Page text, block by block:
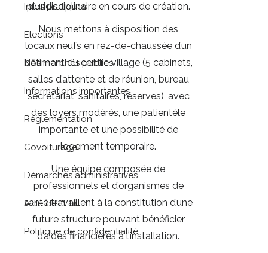
pluridisciplinaire en cours de création.
Nous mettons à disposition des
locaux neufs en rez-de-chaussée d’un
bâtiment du centre village (5 cabinets,
salles d’attente et de réunion, bureau
secrétariat, sanitaires, réserves), avec
des loyers modérés, une patientèle
importante et une possibilité de
logement temporaire.
Une équipe composée de
professionnels et d’organismes de
santé travaillent à la constitution d’une
future structure pouvant bénéficier
d’aides financières à l’installation.
Infos pratiques
Elections
Nos marchés publics
Informations importantes
Réglementation
Covoiturage
Démarches administratives
Aide de l'Etat
Politique de confidentialité